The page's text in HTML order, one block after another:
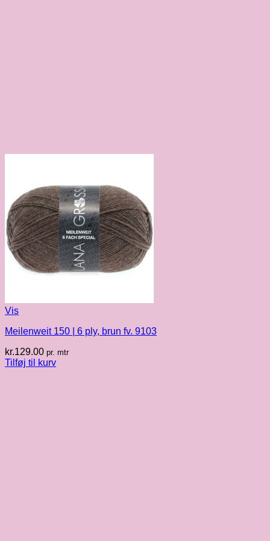
Vis
Meilenweit 150 | 6 ply, brun fv. 9103
kr.129.00 pr. mtr
Tilføj til kurv